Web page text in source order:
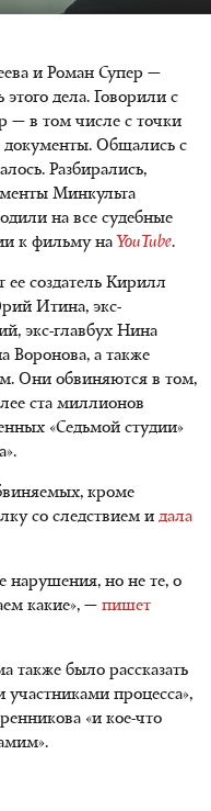
и Роман Супер —
этого дела. Говорили с
— в том числе с точки
документы. Общались с
Разбирались,
Минкульта
на все судебные
к фильму на YouTube.
ее создатель Кирилл
Итина, экс-
экс-главбух Нина
Воронова, а также
Они обвиняются в том,
ста миллионов
«Седьмой студии»
кроме
со следствием и дала
но не те, о
какие», — пишет
также было рассказать
участниками процесса»,
«и кое-что